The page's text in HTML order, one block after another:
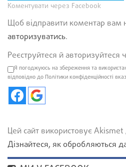
Коментувати через Facebook
Щоб відправити коментар вам
авторизуватись.
Реєструйтеся й авторизуйтеся
Я погоджуюсь на збереження та
відповідно до Політики конфіденційності
Цей сайт використовує
Дізнайтеся, як обробляються